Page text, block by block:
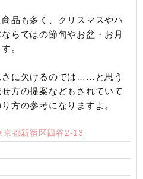
品も多く、クリスマスやハ
らではの節句やお盆・お月
。
さに欠けるのでは……と思う
方の提案などもされていて
方の参考になりますよ。
都新宿区四谷2-13